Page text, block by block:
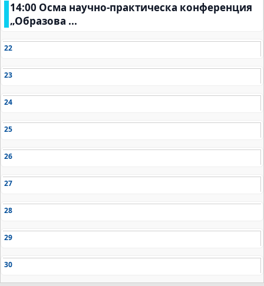
14:00 Осма научно-практическа конференция
„Образова ...
22
23
24
25
26
27
28
29
30